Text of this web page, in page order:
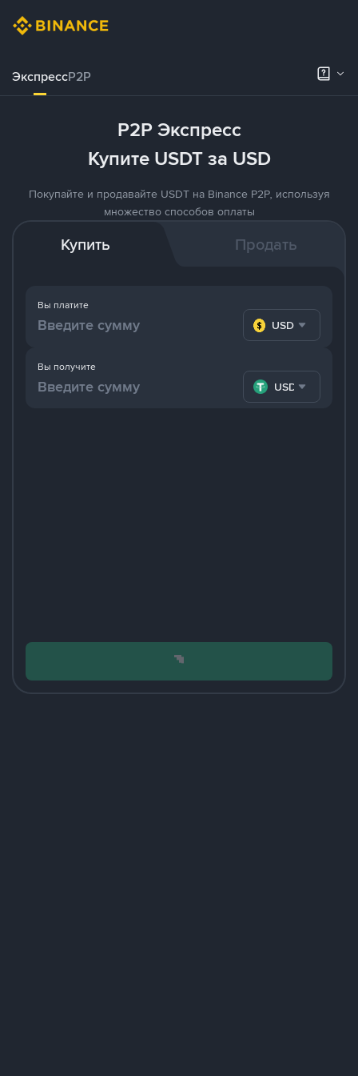
ЭкспрессP2P
P2P Экспресс
Купите USDT за USD
Покупайте и продавайте USDT на Binance P2P, используя
множество способов оплаты
Купить Продать
Вы платите
USD
Вы получите
USDT